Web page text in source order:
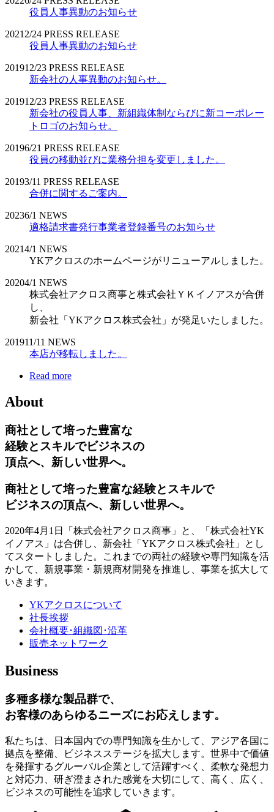
役員人事異動のお知らせ
2021 2/24 PRESS RELEASE
役員人事異動のお知らせ
201912/23 PRESS RELEASE
新会社の人事異動のお知らせ。
201912/23 PRESS RELEASE
新会社の役員人事、新組織体制ならびに新コーポレー
トロゴのお知らせ。
20196/21 PRESS RELEASE
役員の移動並びに業務分担を変更しました。
20193/11 PRESS RELEASE
合併に関するご案内。
20236/1 NEWS
適格請求書発行事業者登録番号のお知らせ
20214/1 NEWS
YKアクロスのホームページがリニューアルしました。
20204/1 NEWS
株式会社アクロス商事と株式会社ＹＫイノアスが合併
し、
新会社「YKアクロス株式会社」が発足いたしました。
201911/11 NEWS
本店が移転しました。
Read more
About
商社として培った豊富な
経験とスキルでビジネスの
頂点へ、新しい世界へ。
商社として培った豊富な経験とスキルで
ビジネスの頂点へ、新しい世界へ。
2020年4月1日「株式会社アクロス商事」と、「株式会社YK
イノアス」は合併し、新会社「YKアクロス株式会社」とし
てスタートしました。これまでの両社の経験や専門知識を活
かして、新規事業・新規商材開発を推進し、事業を拡大して
いきます。
YKアクロスについて
社長挨拶
会社概要･組織図･沿革
販売ネットワーク
Business
多種多様な製品群で、
お客様のあらゆるニーズにお応えします。
私たちは、日本国内での専門知識を生かして、アジア各国に
拠点を整備、ビジネスステージを拡大します。世界中で価値
を発揮するグルーバル企業として活躍すべく、柔軟な発想力
と対応力、研ぎ澄まされた感覚を大切にして、高く、広く、
ビジネスの可能性を追求していきます。